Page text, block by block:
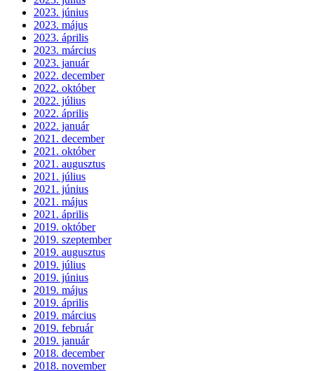
2023. június
2023. május
2023. április
2023. március
2023. január
2022. december
2022. október
2022. július
2022. április
2022. január
2021. december
2021. október
2021. augusztus
2021. július
2021. június
2021. május
2021. április
2019. október
2019. szeptember
2019. augusztus
2019. július
2019. június
2019. május
2019. április
2019. március
2019. február
2019. január
2018. december
2018. november